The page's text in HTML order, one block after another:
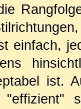
einfach,
ist.
"effizient"